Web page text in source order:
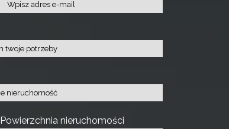
Powierzchnia nieruchomości